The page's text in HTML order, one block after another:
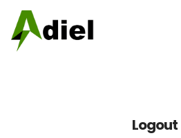
Logout